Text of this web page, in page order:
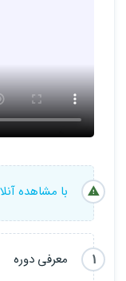
با مشاهده
1 معرفی دوره